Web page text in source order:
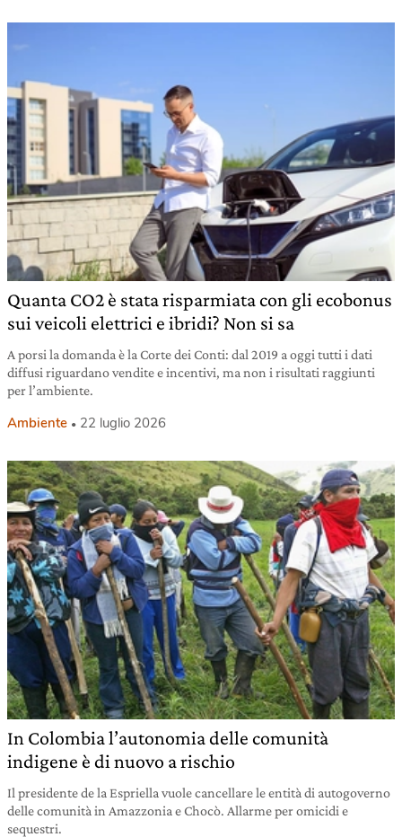
Quanta CO2 è stata risparmiata con gli ecobonus
sui veicoli elettrici e ibridi? Non si sa
A porsi la domanda è la Corte dei Conti: dal 2019 a oggi tutti i dati
diffusi riguardano vendite e incentivi, ma non i risultati raggiunti
per l’ambiente.
Ambiente 22 luglio 2026
In Colombia l’autonomia delle comunità
indigene è di nuovo a rischio
Il presidente de la Espriella vuole cancellare le entità di autogoverno
delle comunità in Amazzonia e Chocò. Allarme per omicidi e
sequestri.